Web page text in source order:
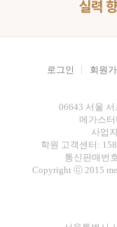
로그인 회원
06643 서울
메가스
사업
학원 고객센터:
통신판매번
Copyright ⓒ 2015